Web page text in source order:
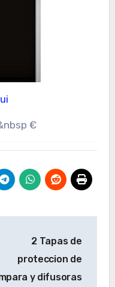
€
2 Tapas de
proteccion de
y difusoras